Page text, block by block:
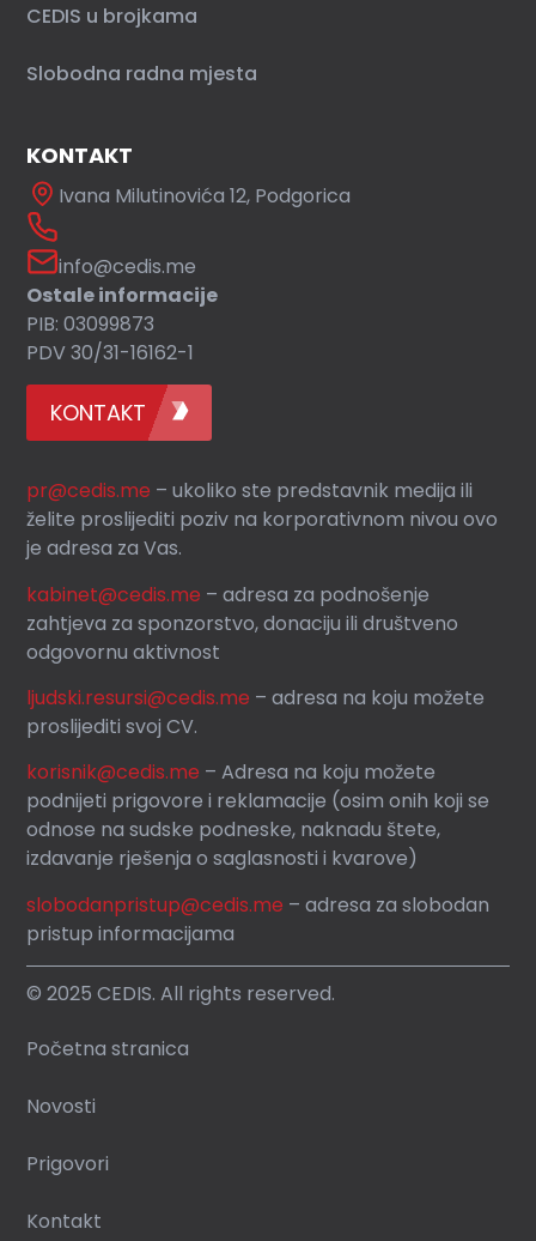
CEDIS u brojkama
Slobodna radna mjesta
KONTAKT
Ivana Milutinovića 12, Podgorica
info@cedis.me
Ostale informacije
PIB: 03099873
PDV 30/31-16162-1
KONTAKT
pr@cedis.me – ukoliko ste predstavnik medija ili
želite proslijediti poziv na korporativnom nivou ovo
je adresa za Vas.
kabinet@cedis.me –adresa za podnošenje
zahtjeva za sponzorstvo, donaciju ili društveno
odgovornu aktivnost
ljudski.resursi@cedis.me – adresa na koju možete
proslijediti svoj CV.
korisnik@cedis.me – Adresa na koju možete
podnijeti prigovore i reklamacije (osim onih koji se
odnose na sudske podneske, naknadu štete,
izdavanje rješenja o saglasnosti i kvarove)
slobodanpristup@cedis.me – adresa za slobodan
pristup informacijama
© 2025 CEDIS. All rights reserved.
Početna stranica
Novosti
Prigovori
Kontakt